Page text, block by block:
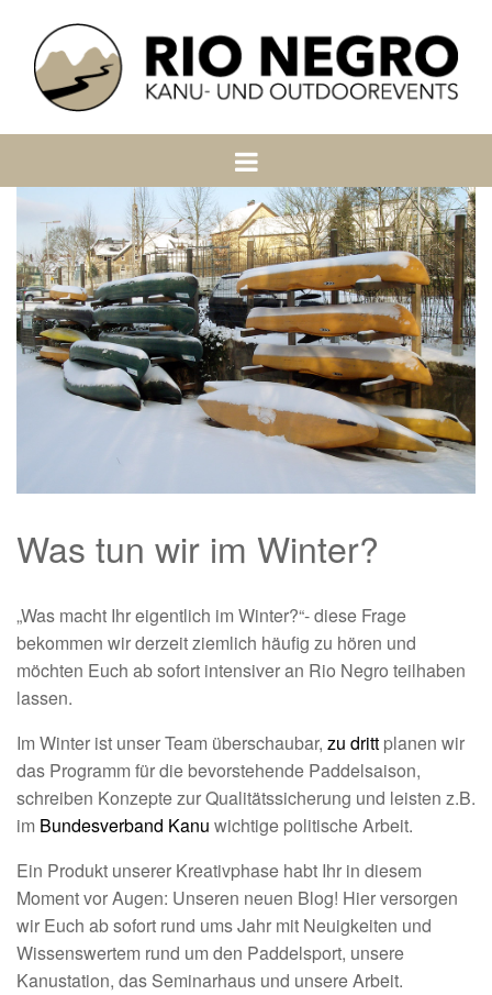
Was tun wir im Winter?
„Was macht Ihr eigentlich im Winter?“- diese Frage
bekommen wir derzeit ziemlich häufig zu hören und
möchten Euch ab sofort intensiver an Rio Negro teilhaben
lassen.
Im Winter ist unser Team überschaubar, zu dritt planen wir
das Programm für die bevorstehende Paddelsaison,
schreiben Konzepte zur Qualitätssicherung und leisten z.B.
im Bundesverband Kanu wichtige politische Arbeit.
Ein Produkt unserer Kreativphase habt Ihr in diesem
Moment vor Augen: Unseren neuen Blog! Hier versorgen
wir Euch ab sofort rund ums Jahr mit Neuigkeiten und
Wissenswertem rund um den Paddelsport, unsere
Kanustation, das Seminarhaus und unsere Arbeit.